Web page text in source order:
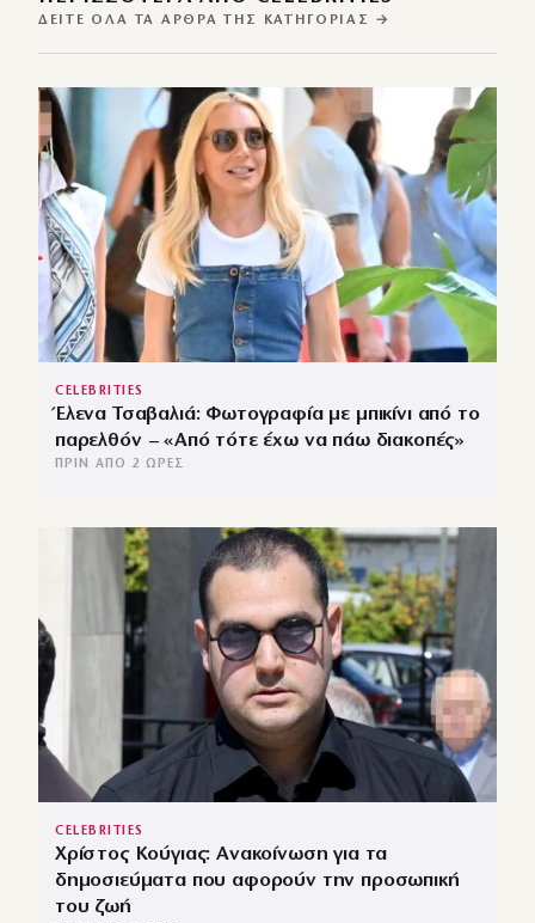
ΔΕΊΤΕ ΌΛΑ ΤΑ ΆΡΘΡΑ ΤΗΣ ΚΑΤΗΓΟΡΊΑΣ →
CELEBRITIES
Έλενα Τσαβαλιά: Φωτογραφία με μπικίνι από το
παρελθόν – «Από τότε έχω να πάω διακοπές»
ΠΡΙΝ ΑΠΌ 2 ΏΡΕΣ
CELEBRITIES
Χρίστος Κούγιας: Ανακοίνωση για τα
δημοσιεύματα που αφορούν την προσωπική
του ζωή